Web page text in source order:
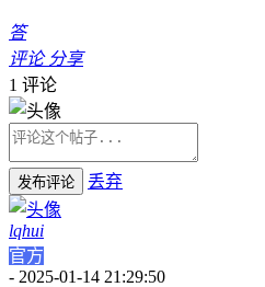
答
评论 分享
1 评论
发布评论 丢弃
lqhui
官方
- 2025-01-14 21:29:50